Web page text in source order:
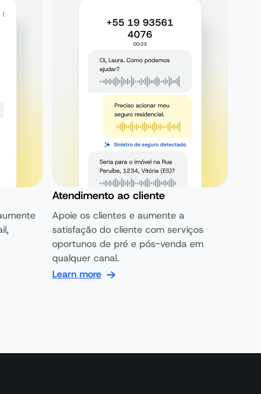
Atendimento ao cliente
Apoie os clientes e aumente a
satisfação do cliente com serviços
oportunos de pré e pós-venda em
qualquer canal.
Learn more